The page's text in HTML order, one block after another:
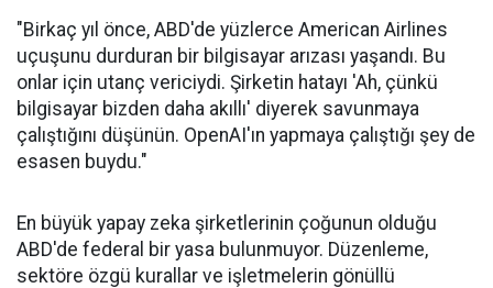
"Birkaç yıl önce, ABD'de yüzlerce American Airlines
uçuşunu durduran bir bilgisayar arızası yaşandı. Bu
onlar için utanç vericiydi. Şirketin hatayı 'Ah, çünkü
bilgisayar bizden daha akıllı' diyerek savunmaya
çalıştığını düşünün. OpenAI'ın yapmaya çalıştığı şey de
esasen buydu."
En büyük yapay zeka şirketlerinin çoğunun olduğu
ABD'de federal bir yasa bulunmuyor. Düzenleme,
sektöre özgü kurallar ve işletmelerin gönüllü